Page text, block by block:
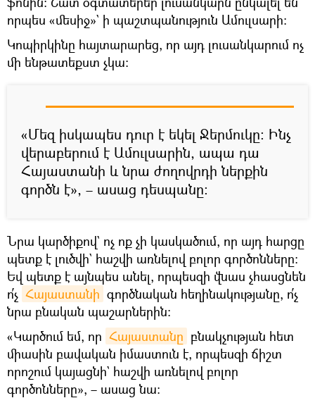
որպես «մեսիջ»` ի պաշտպանություն Ամուլսարի։
Կոպիրկինը հայտարարեց, որ այդ լուսանկարում ոչ
մի ենթատեքստ չկա։
«Մեզ իսկապես դուր է եկել Ջերմուկը։ Ինչ
վերաբերում է Ամուլսարին, ապա դա
Հայաստանի և նրա ժողովրդի ներքին
գործն է», – ասաց դեսպանը։
Նրա կարծիքով` ոչ ոք չի կասկածում, որ այդ հարցը
պետք է լուծվի` հաշվի առնելով բոլոր գործոնները։
Եվ պետք է այնպես անել, որպեսզի վնաս չհասցնեն
ո՛չ Հայաստանի գործնական հեղինակությանը, ո՛չ
նրա բնական պաշարներին։
«Կարծում եմ, որ Հայաստանը բնակչության հետ
միասին բավական իմաստուն է, որպեսզի ճիշտ
որոշում կայացնի` հաշվի առնելով բոլոր
գործոնները», – ասաց նա։